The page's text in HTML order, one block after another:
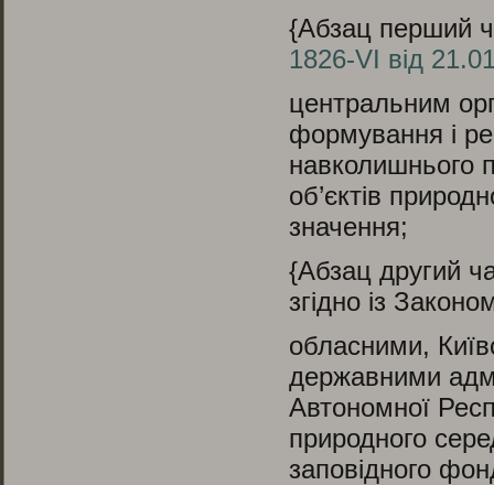
{Абзац перший
1826-VI від
центральним
формування і
навколишнього
об’єктів
значення;
{Абзац другий
згідно із
обласними,
державними
Автономної
природного
заповідного